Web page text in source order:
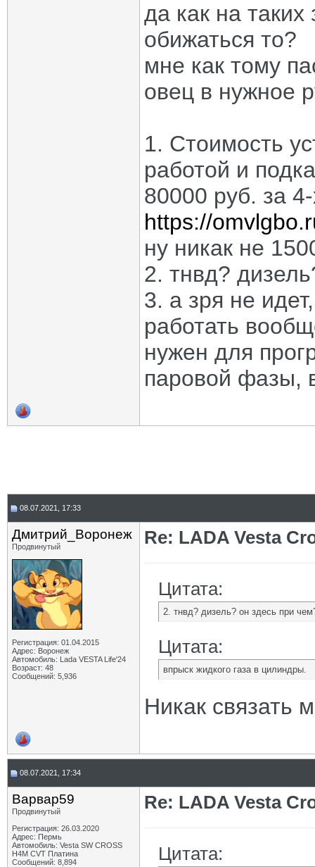
да как на
обижаться то?
мне как тому
овец в нужное
1. Стоимость
работой и
80000 руб. за
https://
ну никак не
2. тнвд?
3. а зря не
работать
нужен для
паровой фазы,
08.07.2021, 17:33
Дмитрий_Воронеж
Продвинутый
Регистрация: 01.04.2015
Адрес: Воронеж
Автомобиль: Lada VESTA Life'24
Возраст: 48
Сообщений: 5,936
Re: LADA Vesta
Цитата:
2. тнвд? дизель? он здесь при
Цитата:
впрыск жидкого газа в цилиндры.
Никак связать
08.07.2021, 17:34
Варвар59
Продвинутый
Регистрация: 26.03.2020
Адрес: Пермь
Автомобиль: Vesta SW CROSS
H4M CVT Платина
Сообщений: 8,894
Re: LADA Vesta
Цитата: